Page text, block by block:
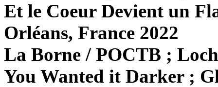
Et le Coeur Devient un
Orléans, France 2022
La Borne / POCTB ;
You Wanted it Darker ;